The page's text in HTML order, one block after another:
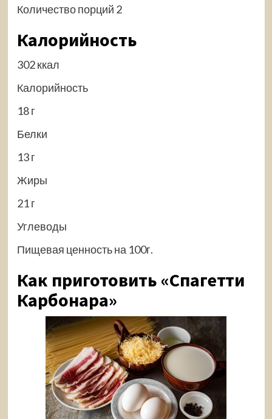
Количество порций 2
Калорийность
302 ккал
Калорийность
18 г
Белки
13 г
Жиры
21 г
Углеводы
Пищевая ценность на 100г.
Как приготовить «Спагетти
Карбонара»